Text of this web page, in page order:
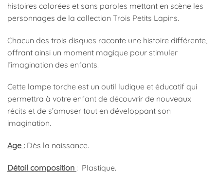
histoires colorées et sans paroles mettant en scène les
personnages de la collection Trois Petits Lapins.
Chacun des trois disques raconte une histoire différente,
offrant ainsi un moment magique pour stimuler
l’imagination des enfants.
Cette lampe torche est un outil ludique et éducatif qui
permettra à votre enfant de découvrir de nouveaux
récits et de s’amuser tout en développant son
imagination.
Age : Dès la naissance.
Détail composition : Plastique.